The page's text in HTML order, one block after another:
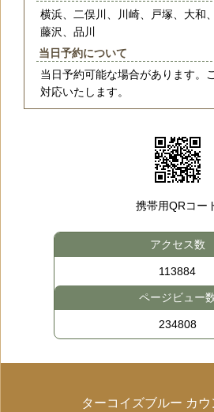
横浜、二俣川、川崎、戸塚、大和
藤沢、品川
当日予約について
当日予約可能な場合があります。
対応いたします。
携帯用QRコー
アクセス数
113884
ページビュー
234808
ターコイズブルー カ